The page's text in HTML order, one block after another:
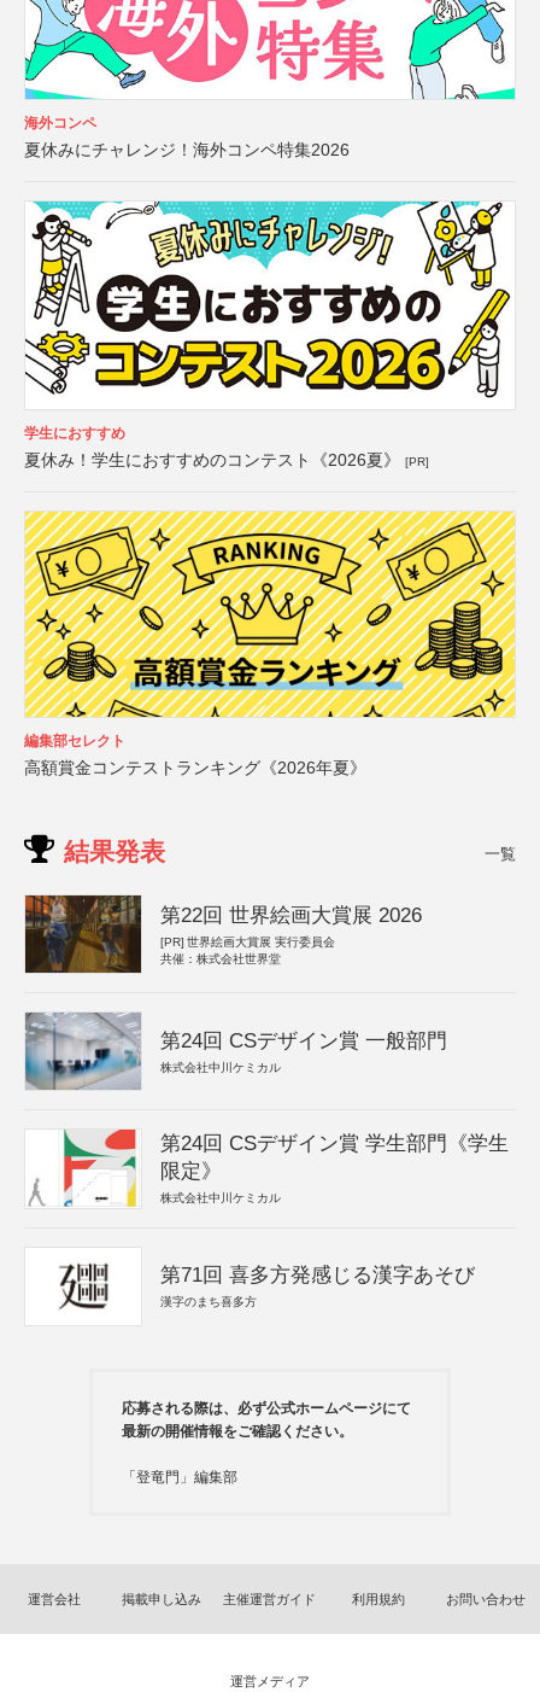
海外コンペ
夏休みにチャレンジ！海外コンペ特集2026
学生におすすめ
夏休み！学生におすすめのコンテスト《2026夏》 [PR]
編集部セレクト
高額賞金コンテストランキング《2026年夏》
結果発表 一覧
第22回 世界絵画大賞展 2026
[PR] 世界絵画大賞展 実行委員会
共催：株式会社世界堂
第24回 CSデザイン賞 一般部門
株式会社中川ケミカル
第24回 CSデザイン賞 学生部門《学生
限定》
株式会社中川ケミカル
第71回 喜多方発感じる漢字あそび
漢字のまち喜多方
応募される際は、必ず公式ホームページにて
最新の開催情報をご確認ください。
「登竜門」編集部
運営会社 掲載申し込み 主催運営ガイド 利用規約 お問い合わせ
運営メディア